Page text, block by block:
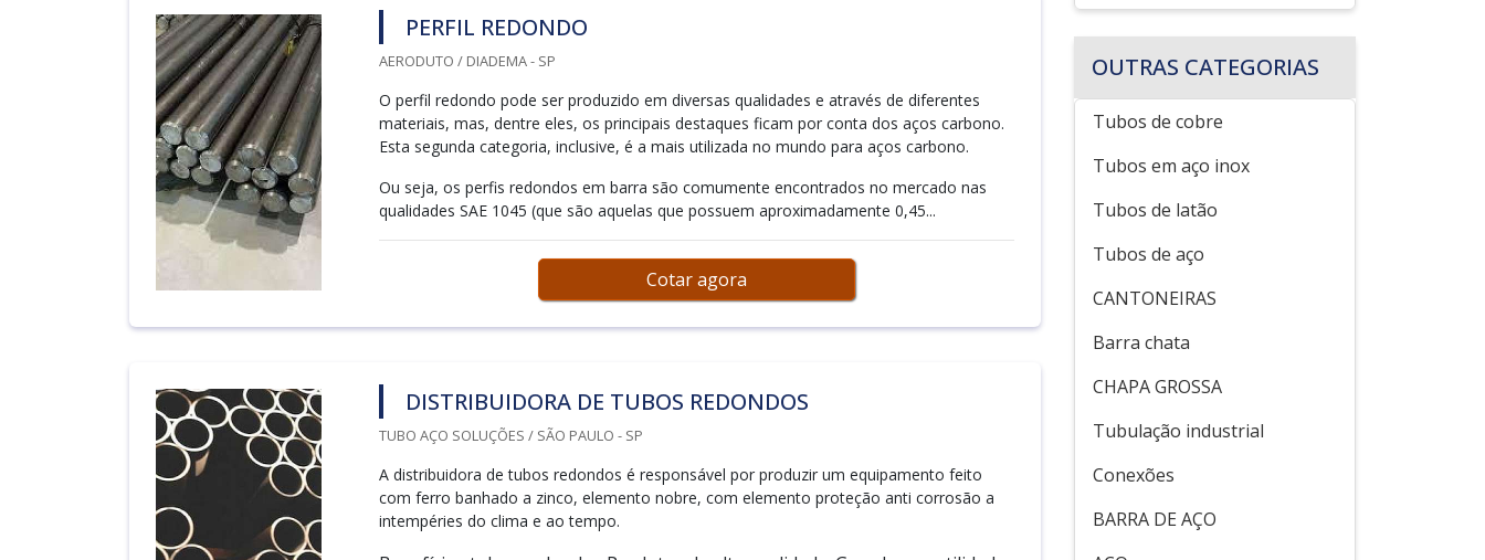
PERFIL REDONDO
AERODUTO / DIADEMA - SP
O perfil redondo pode ser produzido em diversas qualidades e através de diferentes
materiais, mas, dentre eles, os principais destaques ficam por conta dos aços carbono.
Esta segunda categoria, inclusive, é a mais utilizada no mundo para aços carbono.
Ou seja, os perfis redondos em barra são comumente encontrados no mercado nas
qualidades SAE 1045 (que são aquelas que possuem aproximadamente 0,45...
Cotar agora
DISTRIBUIDORA DE TUBOS REDONDOS
TUBO AÇO SOLUÇÕES / SÃO PAULO - SP
A distribuidora de tubos redondos é responsável por produzir um equipamento feito
com ferro banhado a zinco, elemento nobre, com elemento proteção anti corrosão a
intempéries do clima e ao tempo.
OUTRAS CATEGORIAS
Tubos de cobre
Tubos em aço inox
Tubos de latão
Tubos de aço
CANTONEIRAS
Barra chata
CHAPA GROSSA
Tubulação industrial
Conexões
BARRA DE AÇO